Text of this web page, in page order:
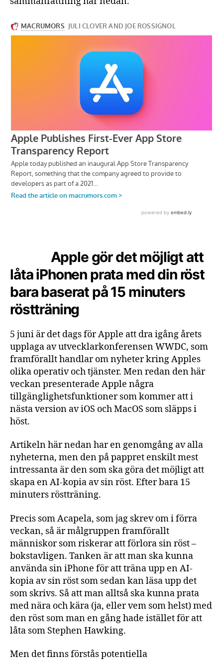
Apple gör det möjligt att
låta iPhonen prata med din röst
bara baserat på 15 minuters
röstträning
5 juni är det dags för Apple att dra igång årets
upplaga av utvecklarkonferensen WWDC, som
framförallt handlar om nyheter kring Apples
olika operativ och tjänster. Men redan den här
veckan presenterade Apple några
tillgänglighetsfunktioner som kommer att i
nästa version av iOS och MacOS som släpps i
höst.
Artikeln här nedan har en genomgång av alla
nyheterna, men den på pappret enskilt mest
intressanta är den som ska göra det möjligt att
skapa en AI-kopia av sin röst. Efter bara 15
minuters röstträning.
Precis som Acapela, som jag skrev om i förra
veckan, så är målgruppen framförallt
människor som riskerar att förlora sin röst –
bokstavligen. Tanken är att man ska kunna
använda sin iPhone för att träna upp en AI-
kopia av sin röst som sedan kan läsa upp det
som skrivs. Så att man alltså ska kunna prata
med nära och kära (ja, eller vem som helst) med
den röst som man en gång hade istället för att
låta som Stephen Hawking.
Men det finns förstås potentiella